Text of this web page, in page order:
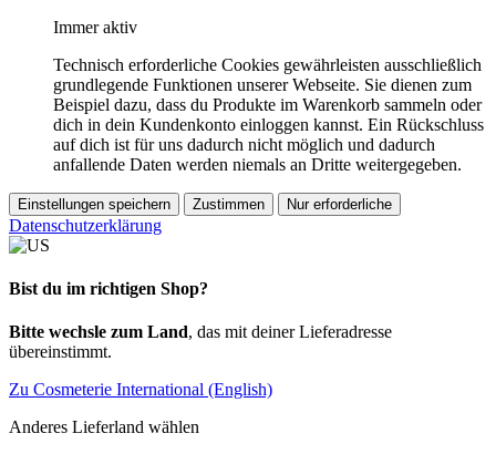
Immer aktiv
Technisch erforderliche Cookies gewährleisten ausschließlich
grundlegende Funktionen unserer Webseite. Sie dienen zum
Beispiel dazu, dass du Produkte im Warenkorb sammeln oder
dich in dein Kundenkonto einloggen kannst. Ein Rückschluss
auf dich ist für uns dadurch nicht möglich und dadurch
anfallende Daten werden niemals an Dritte weitergegeben.
Einstellungen speichern Zustimmen Nur erforderliche
Datenschutzerklärung
Bist du im richtigen Shop?
Bitte wechsle zum Land, das mit deiner Lieferadresse
übereinstimmt.
Zu Cosmeterie International (English)
Anderes Lieferland wählen